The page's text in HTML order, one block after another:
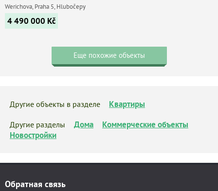
Werichova, Praha 5, Hlubočepy
4 490 000 Kč
Еще похожие объекты
Другие объекты в разделе Квартиры
Другие разделы Дома
Коммерческие объекты
Новостройки
Обратная связь